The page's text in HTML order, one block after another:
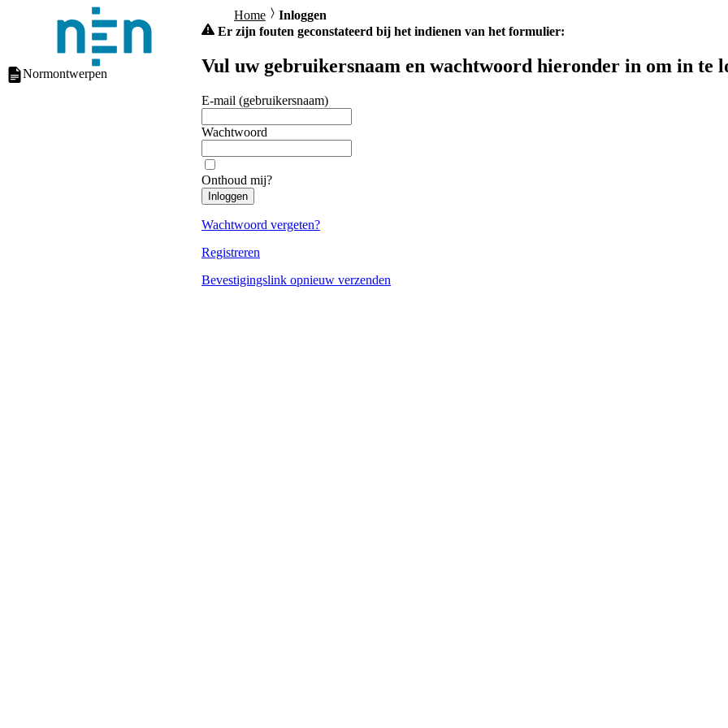
Normontwerpen
Home
Inloggen
Er zijn fouten geconstateerd bij het indienen van het formulier:
Vul uw gebruikersnaam en wachtwoord hieronder in om in te
E-mail (gebruikersnaam)
Wachtwoord
Onthoud mij?
Inloggen
Wachtwoord vergeten?
Registreren
Bevestigingslink opnieuw verzenden